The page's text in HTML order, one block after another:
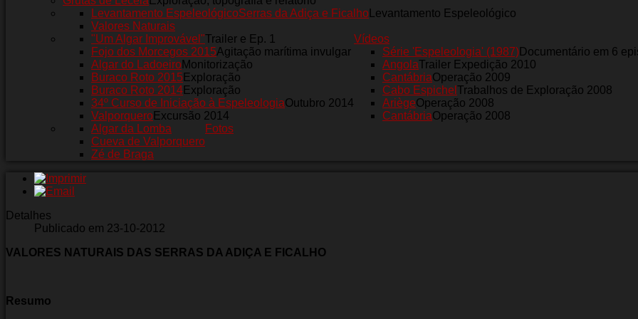
Serras da Adiça e Ficalho Levantamento Espeleológico
Levantamento Espeleológico
Valores Naturais
Vídeos
"Um Algar Improvável"Trailer e Ep. 1
Fojo dos Morcegos 2015Agitação marítima invulgar
Algar do LadoeiroMonitorização
Buraco Roto 2015 Exploração
Buraco Roto 2014Exploração
34º Curso de Iniciação à EspeleologiaOutubro 2014
ValporqueroExcursão 2014
Série 'Espeleologia' (1987)Documentário em 6
AngolaTrailer Expedição 2010
CantábriaOperação 2009
Cabo Espichel Trabalhos de Exploração 2008
AriègeOperação 2008
CantábriaOperação 2008
Fotos
Algar da Lomba
Cueva de Valporquero
Zé de Braga
Detalhes
Publicado em 23-10-2012
VALORES NATURAIS DAS SERRAS DA ADIÇA E FICALHO
Resumo